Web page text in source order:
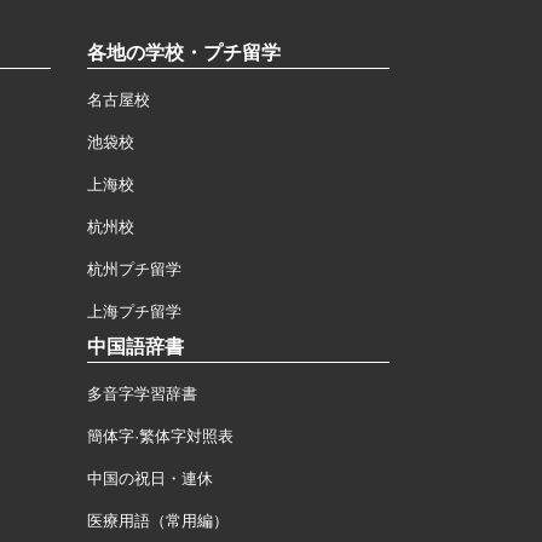
各地の学校・プチ留学
名古屋校
池袋校
上海校
杭州校
杭州プチ留学
上海プチ留学
中国語辞書
多音字学習辞書
簡体字·繁体字対照表
中国の祝日・連休
医療用語（常用編）